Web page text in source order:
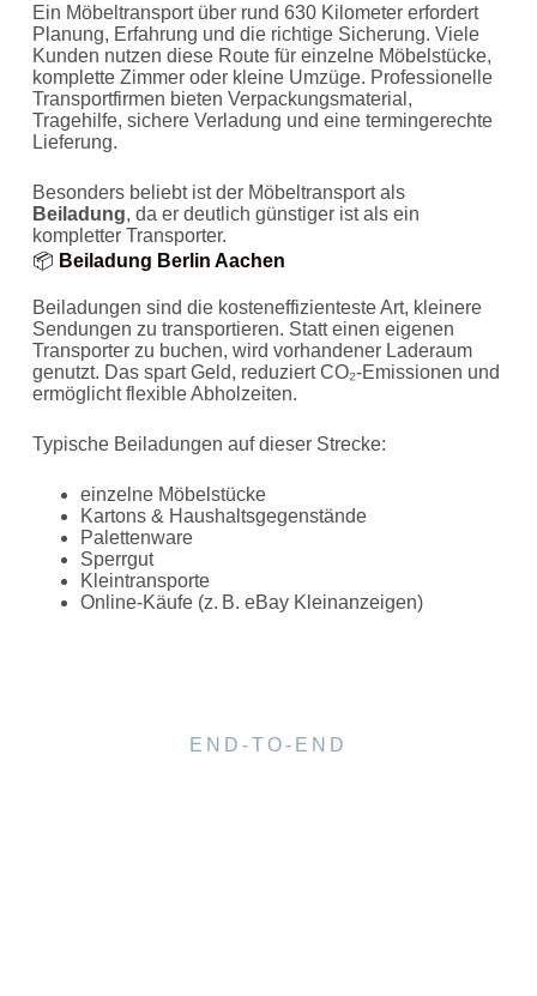
Ein Möbeltransport über rund 630 Kilometer erfordert
Planung, Erfahrung und die richtige Sicherung. Viele
Kunden nutzen diese Route für einzelne Möbelstücke,
komplette Zimmer oder kleine Umzüge. Professionelle
Transportfirmen bieten Verpackungsmaterial,
Tragehilfe, sichere Verladung und eine termingerechte
Lieferung.
Besonders beliebt ist der Möbeltransport als
Beiladung, da er deutlich günstiger ist als ein
kompletter Transporter.
📦 Beiladung Berlin Aachen
Beiladungen sind die kosteneffizienteste Art, kleinere
Sendungen zu transportieren. Statt einen eigenen
Transporter zu buchen, wird vorhandener Laderaum
genutzt. Das spart Geld, reduziert CO₂‑Emissionen und
ermöglicht flexible Abholzeiten.
Typische Beiladungen auf dieser Strecke:
einzelne Möbelstücke
Kartons & Haushaltsgegenstände
Palettenware
Sperrgut
Kleintransporte
Online‑Käufe (z. B. eBay Kleinanzeigen)
END-TO-END